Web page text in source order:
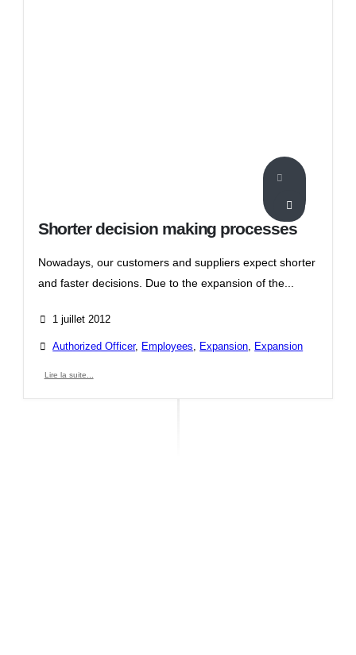
Shorter decision making processes
Nowadays, our customers and suppliers expect shorter
and faster decisions. Due to the expansion of the...
1 juillet 2012
Authorized Officer, Employees, Expansion, Expansion
Lire la suite...